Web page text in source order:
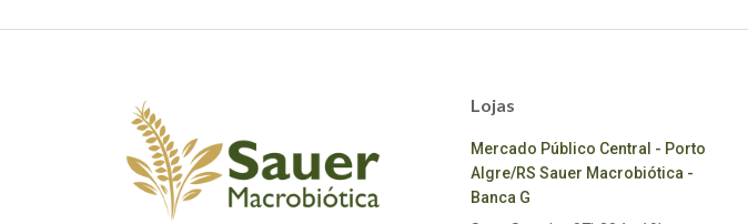
Lojas
Mercado Público Central - Porto
Algre/RS Sauer Macrobiótica -
Banca G